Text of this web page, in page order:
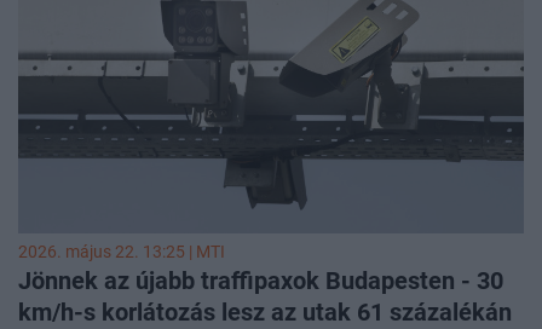
2026. május 22. 13:25 | MTI
Jönnek az újabb traffipaxok Budapesten - 30
km/h-s korlátozás lesz az utak 61 százalékán